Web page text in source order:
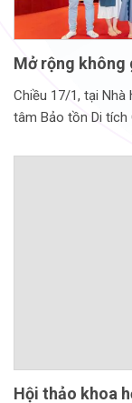
Mở rộng không
Chiều 17/1, tại
tâm Bảo tồn Di tích
Hội thảo khoa